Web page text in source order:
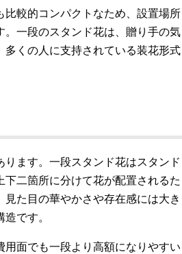
比較的コンパクトなため、設置場所
一段のスタンド花は、贈り手の気
くの人に支持されている装花形式
ます。一段スタンド花はスタンド
二箇所に分けて花が配置されるた
た目の華やかさや存在感には大き
です。
面でも一段より高額になりやすい